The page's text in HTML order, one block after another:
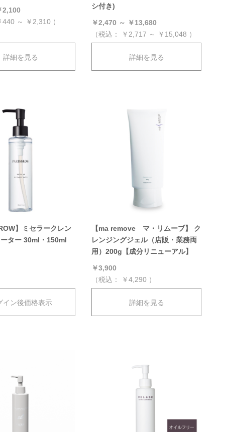
2,100
440 ～ ￥2,310 ）
詳細を見る
シ付き)
￥2,470 ～ ￥13,680
（税込：
￥2,717 ～ ￥15,048 ）
詳細を見る
】ミセラークレン
ター 30ml・150ml
イン後価格表示
【ma remove マ・リムーブ】 ク
レンジングジェル（店販・業務両
用）200g【成分リニューアル】
￥3,900
（税込：
￥4,290 ）
詳細を見る